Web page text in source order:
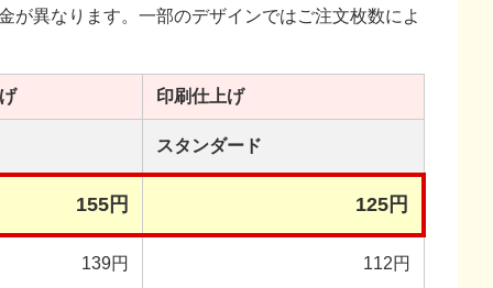
が異なります。一部のデザインではご注文枚数によ
印刷仕上げ
スタンダード
155円 125円
139円 112円